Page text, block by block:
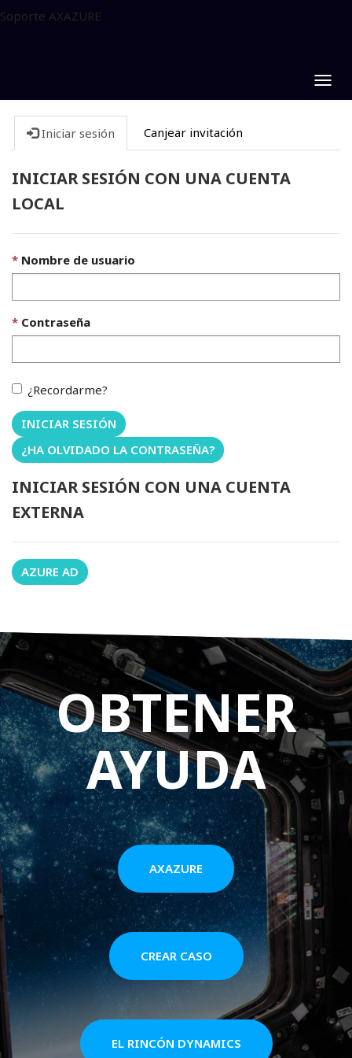
Soporte AXAZURE
Iniciar sesión
Canjear invitación
INICIAR SESIÓN CON UNA CUENTA
LOCAL
Nombre de usuario
Contraseña
¿Recordarme?
INICIAR SESIÓN
¿HA OLVIDADO LA CONTRASEÑA?
INICIAR SESIÓN CON UNA CUENTA
EXTERNA
AZURE AD
OBTENER
AYUDA
AXAZURE
CREAR CASO
EL RINCÓN DYNAMICS